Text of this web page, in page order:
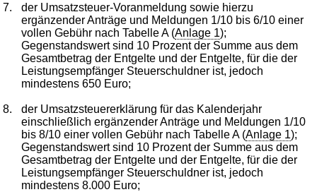
7.
der Umsatzsteuer-Voranmeldung sowie hierzu
ergänzender Anträge und Meldungen 1/10 bis 6/10 einer
vollen Gebühr nach Tabelle A (Anlage 1);
Gegenstandswert sind 10 Prozent der Summe aus dem
Gesamtbetrag der Entgelte und der Entgelte, für die der
Leistungsempfänger Steuerschuldner ist, jedoch
mindestens 650 Euro;
8.
der Umsatzsteuererklärung für das Kalenderjahr
einschließlich ergänzender Anträge und Meldungen 1/10
bis 8/10 einer vollen Gebühr nach Tabelle A (Anlage 1);
Gegenstandswert sind 10 Prozent der Summe aus dem
Gesamtbetrag der Entgelte und der Entgelte, für die der
Leistungsempfänger Steuerschuldner ist, jedoch
mindestens 8.000 Euro;